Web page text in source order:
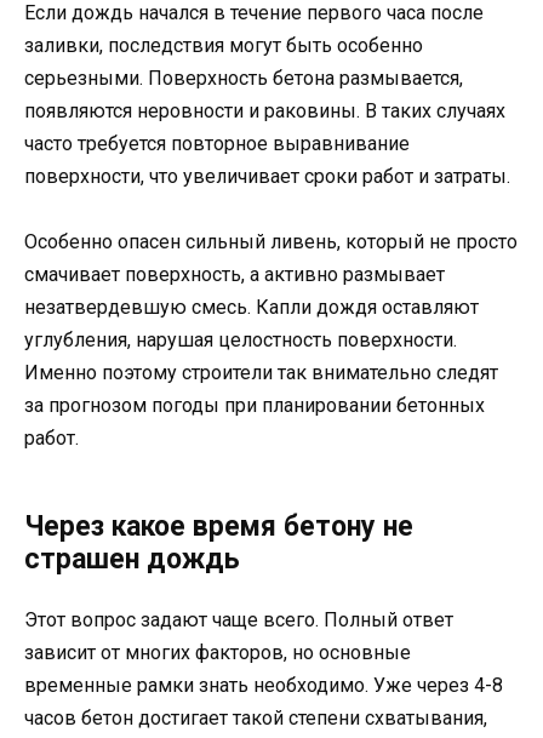
Если дождь начался в течение первого часа после
заливки, последствия могут быть особенно
серьезными. Поверхность бетона размывается,
появляются неровности и раковины. В таких случаях
часто требуется повторное выравнивание
поверхности, что увеличивает сроки работ и затраты.
Особенно опасен сильный ливень, который не просто
смачивает поверхность, а активно размывает
незатвердевшую смесь. Капли дождя оставляют
углубления, нарушая целостность поверхности.
Именно поэтому строители так внимательно следят
за прогнозом погоды при планировании бетонных
работ.
Через какое время бетону не
страшен дождь
Этот вопрос задают чаще всего. Полный ответ
зависит от многих факторов, но основные
временные рамки знать необходимо. Уже через 4-8
часов бетон достигает такой степени схватывания,